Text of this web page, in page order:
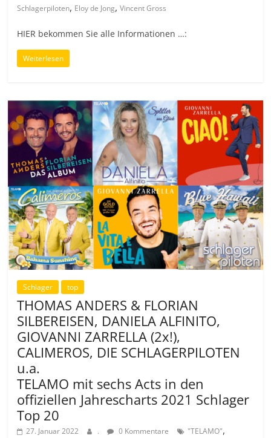
Schlagerpiloten, Eloy de Jong,Vincent Gross
HIER bekommen Sie alle Informationen …:
Weiterlesen
Schlager top
THOMAS ANDERS & FLORIAN
SILBEREISEN, DANIELA ALFINITO,
GIOVANNI ZARRELLA (2x!),
CALIMEROS, DIE SCHLAGERPILOTEN
u.a.
TELAMO mit sechs Acts in den
offiziellen Jahrescharts 2021 Schlager
Top 20
27. Januar 2022 . 0 Kommentare "TELAMO",